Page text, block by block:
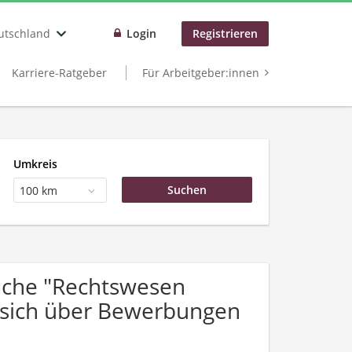
Login Registrieren
Karriere-Ratgeber Für Arbeitgeber:innen
Umkreis
100 km
"Rechtswesen
über Bewerbungen